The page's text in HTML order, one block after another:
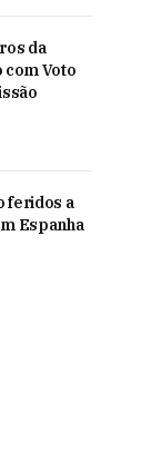
da
com Voto
feridos a
Espanha